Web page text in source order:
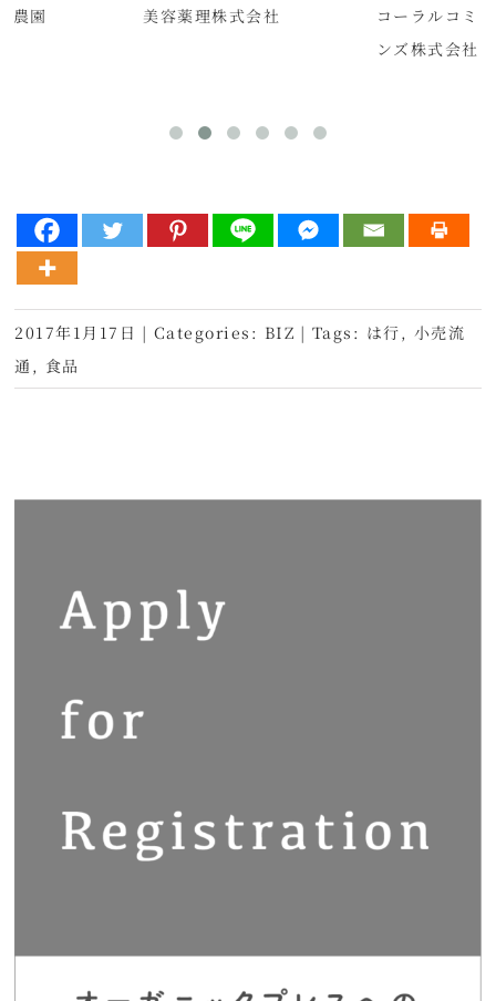
農園 美容薬理株式会社
コーラルコミ
ンズ株式会社
2017年1月17日 | Categories: BIZ | Tags: は行 , 小売流
通 , 食品